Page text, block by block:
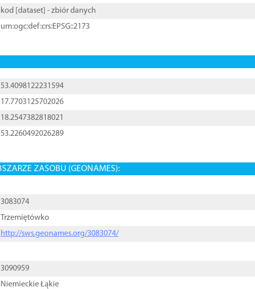
kod [ dataset ] - zbiór danych
urn:ogc:def:crs:EPSG::2173
53.4098122231594
17.7703125702026
18.2547382818021
53.2260492026289
ZASOBU (GEONAMES):
3083074
Trzemiętówko
http://sws.geonames.org/3083074/
3090959
Niemieckie Łąkie